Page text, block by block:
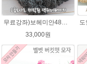
무료강좌)보헤미안48넥워머뜨기★그레이스메리노울 뜨개실 털실 뜨개질
33,000원